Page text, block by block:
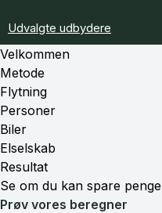
Udvalgte udbydere
Velkommen
Metode
Flytning
Personer
Biler
Elselskab
Resultat
Se om du kan spare penge
Prøv vores beregner